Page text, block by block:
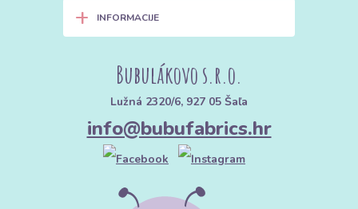
+ INFORMACIJE
Bubulákovo s.r.o.
Lužná 2320/6, 927 05 Šaľa
info@bubufabrics.hr